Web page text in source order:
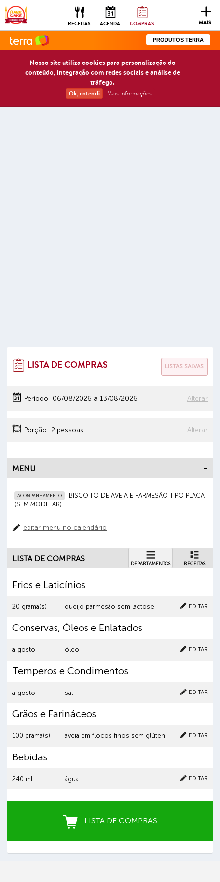
PRODUTOS TERRA
Nosso site utiliza cookies para personalização do
conteúdo, integração com redes sociais e análise de
tráfego.
Ok, entendi Mais informações
MAIS
RECEITAS AGENDA COMPRAS
LISTA DE COMPRAS LISTAS SALVAS
Período: 06/08/2026 a 13/08/2026 Alterar
Porção: 2 pessoas Alterar
MENU
ACOMPANHAMENTO
BISCOITO DE AVEIA E PARMESÃO TIPO PLACA
(SEM MODELAR)
editar menu no calendário
LISTA DE COMPRAS
DEPARTAMENTOS RECEITAS
Frios e Laticínios
Clique aqui para excluir o item
20 grama(s) queijo parmesão sem lactose EDITAR
Conservas, Óleos e Enlatados
Clique aqui para excluir o item
a gosto óleo EDITAR
Temperos e Condimentos
Clique aqui para excluir o item
a gosto sal EDITAR
Grãos e Farináceos
Clique aqui para excluir o item
100 grama(s) aveia em flocos finos sem glúten EDITAR
BebidasClique aqui para excluir o item
240 ml água EDITAR
LISTA DE COMPRAS
COMPRAS com nossos mercados parceiros?